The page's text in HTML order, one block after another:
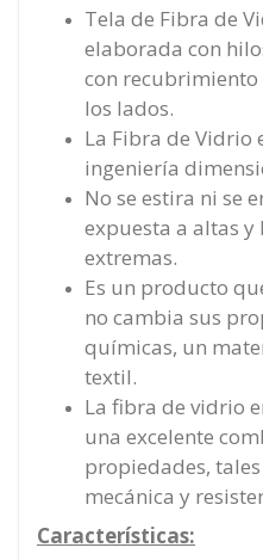
Tela de Fibra de
elaborada con
con
los lados.
La Fibra de Vidrio
ingeniería
No se estira ni se
expuesta a altas
extremas.
Es un producto
no cambia sus
químicas, un
textil.
La fibra de vidrio
una excelente
propiedades,
mecánica y
Características: